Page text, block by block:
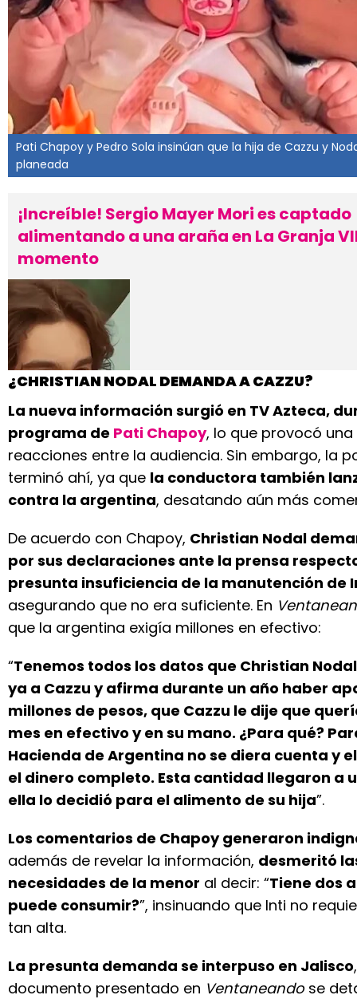
Pati Chapoy y Pedro Sola insinúan que la hija de Cazzu y
planeada
¡Increíble! Sergio Mayer Mori es captado
alimentando a una araña en La Granja
momento
¿CHRISTIAN NODAL DEMANDA A CAZZU?
La nueva información surgió en TV Azteca,
programa de Pati Chapoy, lo que provocó
reacciones entre la audiencia. Sin embargo, la
terminó ahí, ya que la conductora también
contra la argentina, desatando aún más
De acuerdo con Chapoy, Christian Nodal
por sus declaraciones ante la prensa
presunta insuficiencia de la manutención de
asegurando que no era suficiente. En
que la argentina exigía millones en efectivo:
“Tenemos todos los datos que Christian
ya a Cazzu y afirma durante un año haber
millones de pesos, que Cazzu le dije que
mes en efectivo y en su mano. ¿Para qué?
Hacienda de Argentina no se diera cuenta y
el dinero completo. Esta cantidad llegaron a
ella lo decidió para el alimento de su hija”.
Los comentarios de Chapoy generaron
además de revelar la información, desmeritó
necesidades de la menor al decir: “Tiene dos
puede consumir?”, insinuando que Inti no
tan alta.
La presunta demanda se interpuso en Jalisco
documento presentado en Ventaneandose